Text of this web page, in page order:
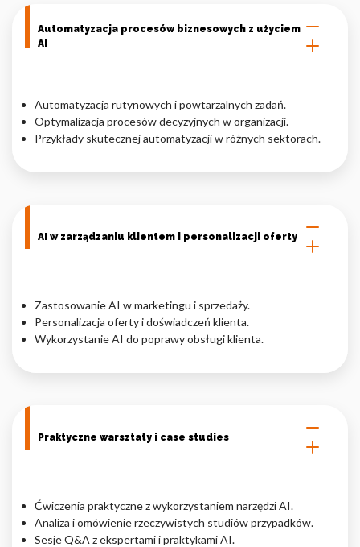
Automatyzacja procesów biznesowych z użyciem
AI
Automatyzacja rutynowych i powtarzalnych zadań.
Optymalizacja procesów decyzyjnych w organizacji.
Przykłady skutecznej automatyzacji w różnych sektorach.
AI w zarządzaniu klientem i personalizacji oferty
Zastosowanie AI w marketingu i sprzedaży.
Personalizacja oferty i doświadczeń klienta.
Wykorzystanie AI do poprawy obsługi klienta.
Praktyczne warsztaty i case studies
Ćwiczenia praktyczne z wykorzystaniem narzędzi AI.
Analiza i omówienie rzeczywistych studiów przypadków.
Sesje Q&A z ekspertami i praktykami AI.